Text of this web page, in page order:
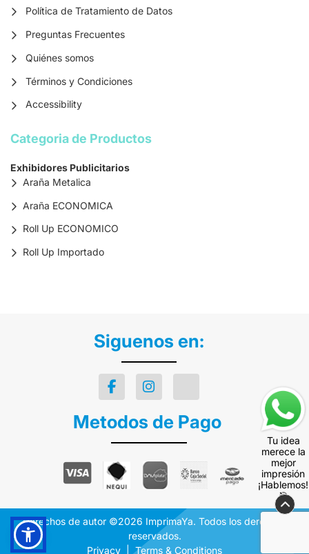
Política de Tratamiento de Datos
Preguntas Frecuentes
Quiénes somos
Términos y Condiciones
Accessibility
Categoria de Productos
Exhibidores Publicitarios
Araña Metalica
Araña ECONOMICA
Roll Up ECONOMICO
Roll Up Importado
Siguenos en:
Metodos de Pago
Tu idea
merece la
mejor
impresión
¡Hablemos!
🎯
Derechos de autor ©2026 ImprimaYa. Todos los derechos
reservados.
Privacy
Terms & Conditions